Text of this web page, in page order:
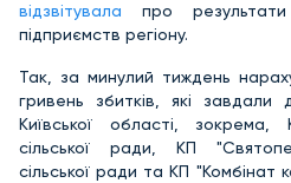
відзвітувала про результати
підприємств регіону.
Так, за минулий тиждень
гривень збитків, які завдали
Київської області, зокрема,
сільської ради, КП
сільської ради та КП "Комбінат